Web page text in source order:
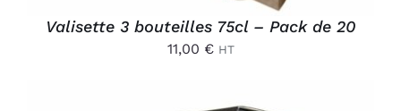
Valisette 3 bouteilles 75cl – Pack de 20
11,00 € HT